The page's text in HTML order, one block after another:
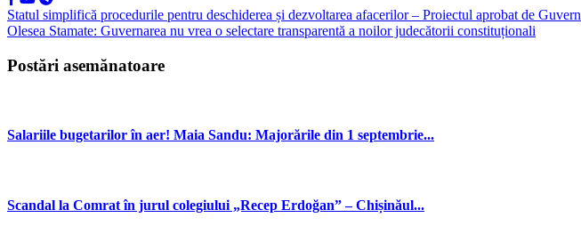
Statul simplifică procedurile pentru deschiderea și dezvoltarea afacerilor – Proiectul aprobat de Guvern
Olesea Stamate: Guvernarea nu vrea o selectare transparentă a noilor judecătorii constituționali
Postări asemănatoare
Salariile bugetarilor în aer! Maia Sandu: Majorările din 1 septembrie...
Scandal la Comrat în jurul colegiului „Recep Erdoğan” – Chișinăul...